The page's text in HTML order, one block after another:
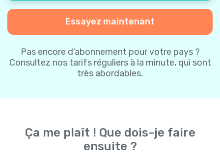
Essayez maintenant
Pas encore d'abonnement pour votre pays ?
Consultez nos tarifs réguliers à la minute, qui sont
très abordables.
Ça me plaît ! Que dois-je faire
ensuite ?